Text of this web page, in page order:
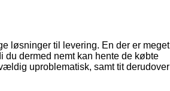
løsninger til levering. En der er meget
du dermed nemt kan hente de købte
uproblematisk, samt tit derudover